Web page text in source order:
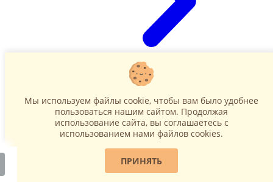
Наружные блоки
Мы используем файлы cookie, чтобы вам было удобнее
пользоваться нашим сайтом. Продолжая
использование сайта, вы соглашаетесь c
использованием нами файлов cookies.
ПРИНЯТЬ